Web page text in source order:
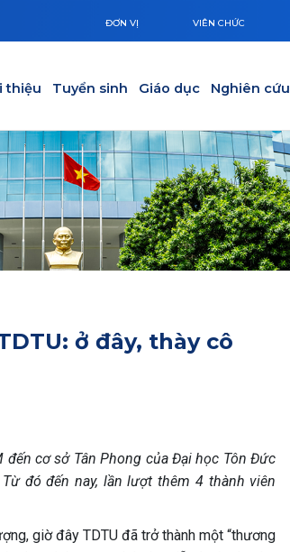
ĐƠN VỊ VIÊN CHỨC
thiệu Tuyển sinh Giáo dục Nghiên cứu
ở đây, thày cô
đến cơ sở Tân Phong của Đại học Tôn Đức
đó đến nay, lần lượt thêm 4 thành viên
giờ đây TDTU đã trở thành một “thương